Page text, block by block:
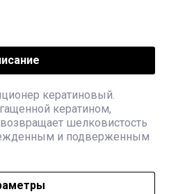
кератиновый.
кератином,
шелковистость
и подверженным